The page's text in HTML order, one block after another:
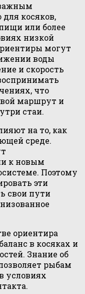
косяков,
или более
низкой
могут
воды
и скорость
что
маршрут и
стаи.
на то, как
среде.
к новым
Поэтому
эти
свои пути
ориентира
в косяках и
Знание об
рыбам
условиях